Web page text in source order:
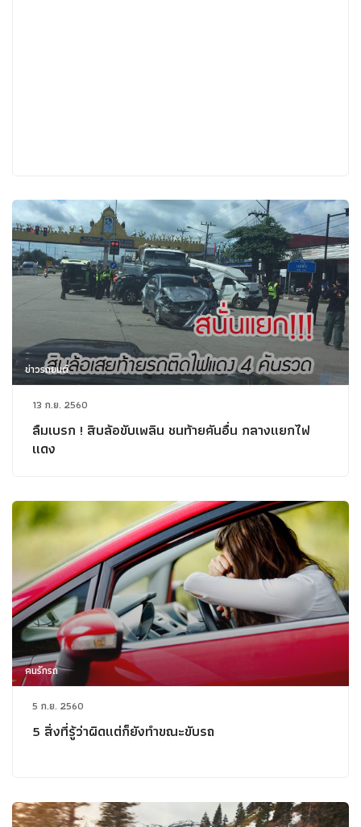
ข่าวรถยนต์
13 ก.ย. 2560
ลืมเบรก ! สิบล้อขับเพลิน ชนท้ายคันอื่น กลางแยกไฟ
แดง
คนรักรถ
5 ก.ย. 2560
5 สิ่งที่รู้ว่าผิดแต่ก็ยังทำขณะขับรถ